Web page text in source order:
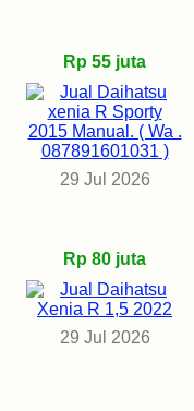
Rp 55 juta
29 Jul 2026
Rp 80 juta
29 Jul 2026